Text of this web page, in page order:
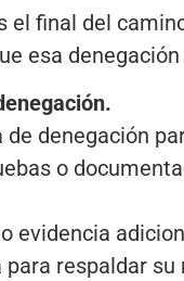
el final del
esa
denegación
o
evidencia
respaldar